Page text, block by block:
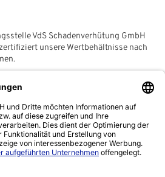
VdS Schadenverhütung GmbH
unsere Wertbehältnisse nach
Body) ist eine neutrale und
der European Security
(ESSA) mit Sitz in Frankfurt am Main.